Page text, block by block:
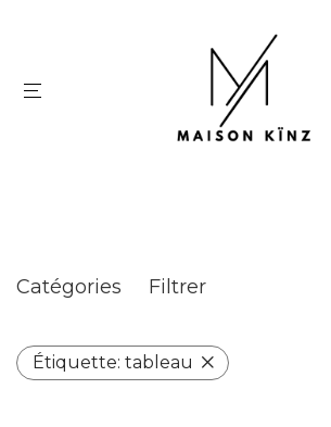
Catégories Filtrer
Étiquette: tableau